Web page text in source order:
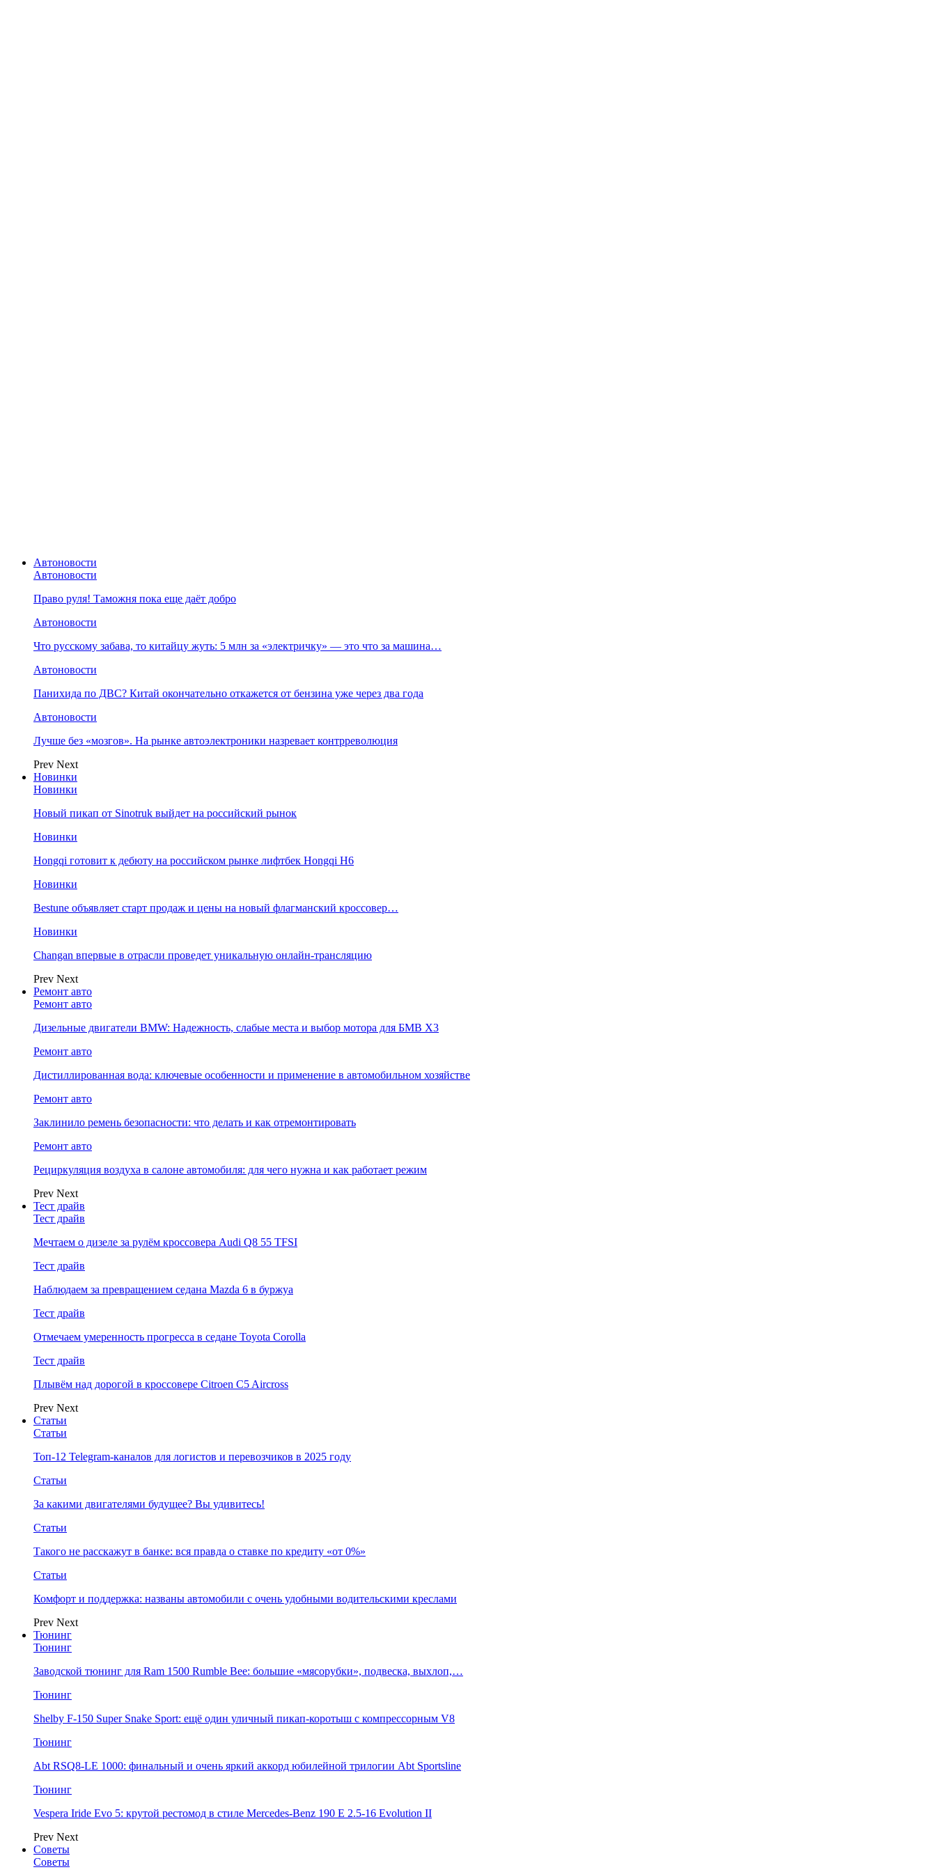
Автоновости
Автоновости
Право руля! Таможня пока еще даёт добро
Автоновости
Что русскому забава, то китайцу жуть: 5 млн за «электричку» — это что за машина…
Автоновости
Панихида по ДВС? Китай окончательно откажется от бензина уже через два года
Автоновости
Лучше без «мозгов». На рынке автоэлектроники назревает контрреволюция
Prev Next
Новинки
Новинки
Новый пикап от Sinotruk выйдет на российский рынок
Новинки
Hongqi готовит к дебюту на российском рынке лифтбек Hongqi H6
Новинки
Bestune объявляет старт продаж и цены на новый флагманский кроссовер…
Новинки
Changan впервые в отрасли проведет уникальную онлайн-трансляцию
Prev Next
Ремонт авто
Ремонт авто
Дизельные двигатели BMW: Надежность, слабые места и выбор мотора для БМВ Х3
Ремонт авто
Дистиллированная вода: ключевые особенности и применение в автомобильном хозяйстве
Ремонт авто
Заклинило ремень безопасности: что делать и как отремонтировать
Ремонт авто
Рециркуляция воздуха в салоне автомобиля: для чего нужна и как работает режим
Prev Next
Тест драйв
Тест драйв
Мечтаем о дизеле за рулём кроссовера Audi Q8 55 TFSI
Тест драйв
Наблюдаем за превращением седана Mazda 6 в буржуа
Тест драйв
Отмечаем умеренность прогресса в седане Toyota Corolla
Тест драйв
Плывём над дорогой в кроссовере Citroen C5 Aircross
Prev Next
Статьи
Статьи
Топ-12 Telegram-каналов для логистов и перевозчиков в 2025 году
Статьи
За какими двигателями будущее? Вы удивитесь!
Статьи
Такого не расскажут в банке: вся правда о ставке по кредиту «от 0%»
Статьи
Комфорт и поддержка: названы автомобили с очень удобными водительскими креслами
Prev Next
Тюнинг
Тюнинг
Заводской тюнинг для Ram 1500 Rumble Bee: большие «мясорубки», подвеска, выхлоп,…
Тюнинг
Shelby F-150 Super Snake Sport: ещё один уличный пикап-коротыш с компрессорным V8
Тюнинг
Abt RSQ8-LE 1000: финальный и очень яркий аккорд юбилейной трилогии Abt Sportsline
Тюнинг
Vespera Iride Evo 5: крутой рестомод в стиле Mercedes-Benz 190 E 2.5-16 Evolution II
Prev Next
Советы
Советы